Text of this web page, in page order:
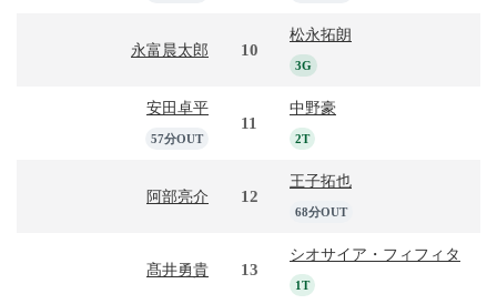
永富晨太郎 10
松永拓朗
3G
安田卓平
57分OUT
11
中野豪
2T
阿部亮介 12
王子拓也
68分OUT
髙井勇貴 13
シオサイア・フィフィタ
1T